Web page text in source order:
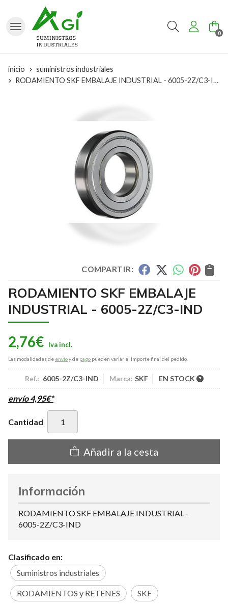
Buscar 0
inicio
suministros industriales
RODAMIENTO SKF EMBALAJE INDUSTRIAL - 6005-2Z/C3-IND
COMPARTIR:
RODAMIENTO SKF EMBALAJE
INDUSTRIAL - 6005-2Z/C3-IND
2,76€
Las modalidades de envíoy de pago pueden variar el importe final del pedido.
Ref.: 6005-2Z/C3-IND Marca: SKF EN STOCK
envío4,95€*
Cantidad
Añadir a la cesta
Información
RODAMIENTO SKF EMBALAJE INDUSTRIAL -
6005-2Z/C3-IND
Clasificado en:
Suministros industriales
RODAMIENTOS y RETENES SKF